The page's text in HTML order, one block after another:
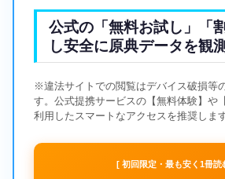
公式の「無料お試し」「
し安全に原典データを観
※違法サイトでの閲覧はデバイス破損等
す。公式提携サービスの【無料体験】や
利用したスマートなアクセスを推奨します
[ 初回限定・最も安く1冊読